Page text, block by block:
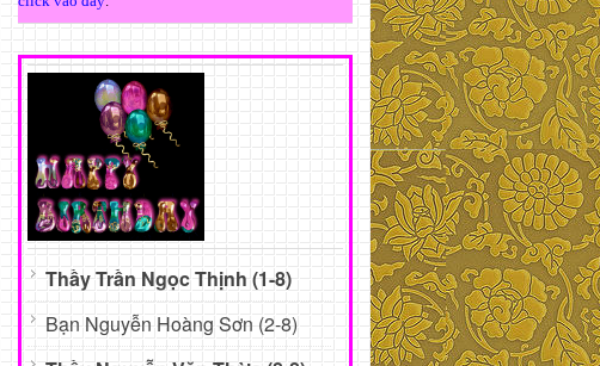
Thầy Trần Ngọc Thịnh (1-8)
Bạn Nguyễn Hoàng Sơn (2-8)